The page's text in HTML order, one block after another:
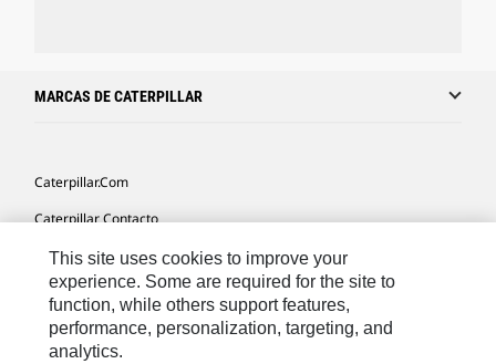
MARCAS DE CATERPILLAR
Caterpillar.com
Caterpillar Contacto
Mis Preferencias De Marketing
Site Map
Cookie Settings
This site uses cookies to improve your
experience. Some are required for the site to
function, while others support features,
performance, personalization, targeting, and
analytics.